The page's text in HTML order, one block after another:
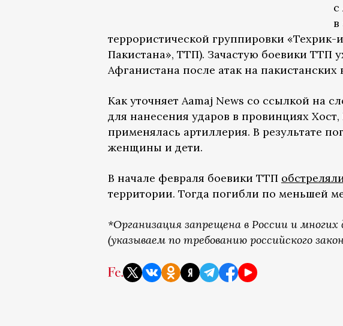
с
в
террористической группировки
Пакистана», ТТП). Зачастую боевики ТТП
Афганистана после атак на пакистанских
Как уточняет Aamaj News со ссылкой на
для нанесения ударов в провинциях
применялась артиллерия. В результате
женщины и дети.
В начале февраля боевики ТТП
территории. Тогда погибли по меньшей
*Организация запрещена в России и
(указываем по требованию российского